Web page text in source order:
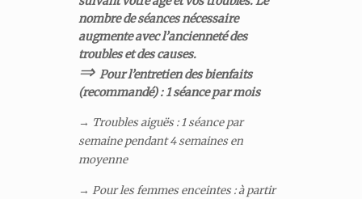
nombre de séances nécessaire
augmente avec l’ancienneté des
troubles et des causes.
⇒ Pour l’entretien des bienfaits
(recommandé) : 1 séance par mois
→ Troubles aiguës : 1 séance par
semaine pendant 4 semaines en
moyenne
→ Pour les femmes enceintes : à partir